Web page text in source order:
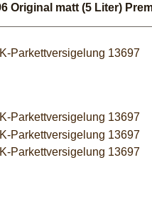
Original matt (5 Liter)